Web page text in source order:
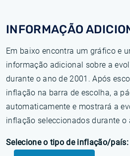
INFORMAÇÃO
Em baixo encontra um gráfico e
informação adicional sobre a
durante o ano de 2001. Após
inflação na barra de escolha, a
automaticamente e mostrará a
inflação seleccionados durante o
Selecione o tipo de inflação/país: